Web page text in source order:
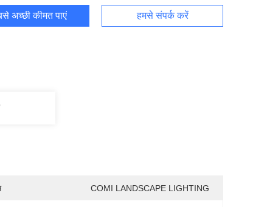
अच्छी कीमत पाएं हमसे संपर्क करें
COMI LANDSCAPE LIGHTING